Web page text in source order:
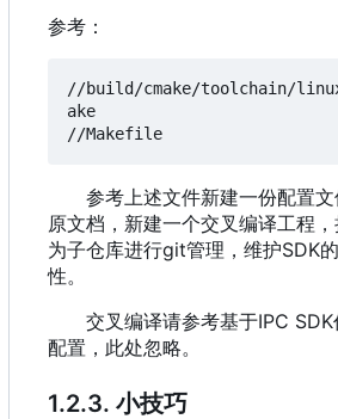
参考：
//build/cmake/toolchain/
ake
参考上述文件新建一份配置
原文档 ， 新建一个交叉编译工程 ，
为子仓库进行git管理 ， 维护SDK
性。
交叉编译请参考基于IPC
配置 ， 此处忽略。
1.2.3. 小技巧